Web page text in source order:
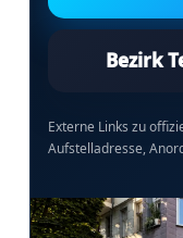
Bezirk
Externe Links zu
Aufstelladresse,